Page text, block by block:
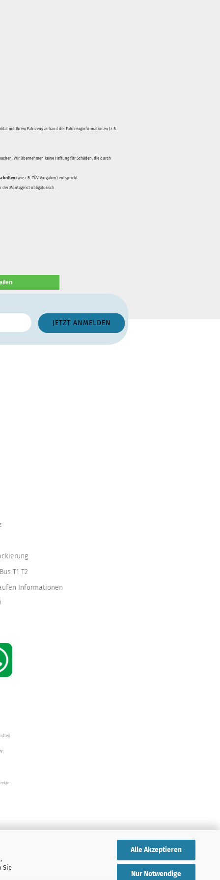
Sie
Alle Akzeptieren
Nur Notwendige
mit Ihrem Fahrzeug anhand der Fahrzeuginformationen (z.B.
Wir übernehmen keine Haftung für Schäden, die durch
(wie z.B. TÜV-Vorgaben) entspricht.
der Montage ist obligatorisch.
T1 T2
Informationen